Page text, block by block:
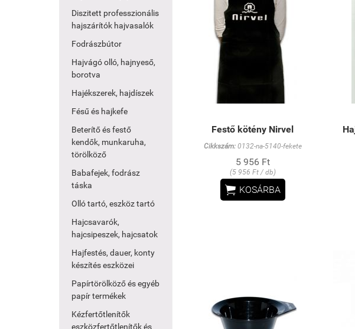
Diszitett professzionális
hajszárítók hajvasalók
Fodrászbútor
Hajvágó olló, hajnyeső,
borotva
Hajékszerek, hajdíszek
Fésű és hajkefe
Beterítő és festő
kendők, munkaruha,
törölköző
Babafejek, fodrász
táska
Olló tartó, eszköz tartó
Hajcsavarók,
hajcsipeszek, hajcsatok
Hajfestés, dauer, konty
készítés eszközei
Papírtörölköző és egyéb
papír termékek
Kézfertőtlenítők
eszközfertőtlenítők és
Festő kötény Nirvel
Cikkszám:0132-na-5140-fekete
5 956 Ft
(5 956 Ft / db)
 KOSÁRBA